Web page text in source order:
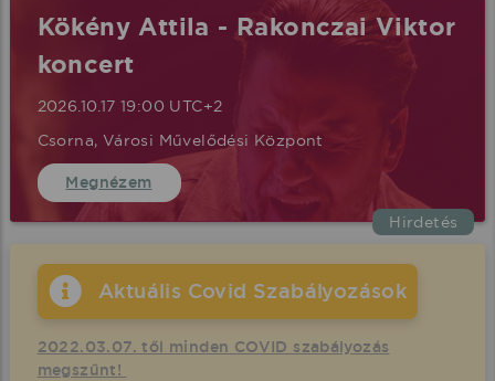
Hirdetés
Kökény Attila - Rakonczai Viktor
koncert
2026.10.17 19:00 UTC+2
Csorna, Városi Művelődési Központ
Megnézem
Aktuális Covid Szabályozások
2022.03.07. től minden COVID szabályozás
megszűnt!